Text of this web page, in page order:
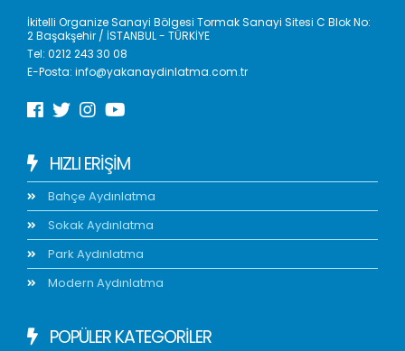
İkitelli Organize Sanayi Bölgesi Tormak Sanayi Sitesi C Blok No:
2 Başakşehir / İSTANBUL - TÜRKİYE
Tel:0212 243 30 08
E-Posta:info@yakanaydinlatma.com.tr
HIZLI ERIŞIM
Bahçe Aydınlatma
Sokak Aydınlatma
Park Aydınlatma
Modern Aydınlatma
POPÜLER KATEGORİLER